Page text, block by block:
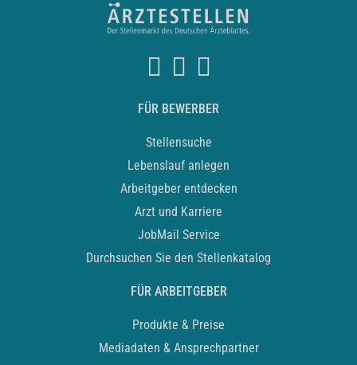
FÜR BEWERBER
Stellensuche
Lebenslauf anlegen
Arbeitgeber entdecken
Arzt und Karriere
JobMail Service
Durchsuchen Sie den Stellenkatalog
FÜR ARBEITGEBER
Produkte & Preise
Mediadaten & Ansprechpartner